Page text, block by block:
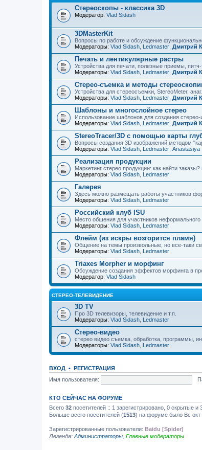
Стереоскопы - классика 3D
Модератор: Vlad Sidash
3DMasterKit
Вопросы по работе и обсуждение
Модераторы: Vlad Sidash Ledmaster Дмитрий
Печать и лентикулярные растры
Устройства для печати, полезные приемы,
Модераторы: Vlad Sidash Ledmaster Дмитрий
Стерео-съемка и методы
Устройства для стереосъемки, StereoMeter,
Модераторы: Vlad Sidash Ledmaster Дмитрий
Шаблоны и многослойное стерео
Использование шаблонов для создания
Модераторы: Vlad Sidash Ledmaster Дмитрий
StereoTracer/3D с помощью карты
Вопросы создания 3D изображений методом
Модераторы: Vlad Sidash Ledmaster Anastasiya
Реализация продукции
Маркетинг стерео продукции: как найти
Модераторы: Vlad Sidash Ledmaster
Галерея
Здесь можно размещать работы участников
Модераторы: Vlad Sidash Ledmaster
Российский клуб ISU
Место общения для участников
Модераторы: Vlad Sidash Ledmaster
Флейм (из искры возгорится пламя)
Общение на темы произвольные, но все-таки
Модераторы: Vlad Sidash Ledmaster
Triaxes Morpher и морфинг
Обсуждение создания эффектов морфинга в
Модератор: Vlad Sidash
СТЕРЕО-ТЕЛЕВИДЕНИЕ
3D TV
Про 3D телевизоры, телевидение и т.п.
Модераторы: Vlad Sidash Ledmaster
Стерео-видео
стерео видео съемка, обработка, программы,
Модераторы: Vlad Sidash Ledmaster
ВХОД • РЕГИСТРАЦИЯ
Имя пользователя:
КТО СЕЙЧАС НА ФОРУМЕ
Всего 32 посетителей :: 1 зарегистрировано, 0 скрытые
Больше всего посетителей (1513) на форуме было Вс окт
Зарегистрированные пользователи: Baidu [Spider]
Легенда: Администраторы Главные модераторы